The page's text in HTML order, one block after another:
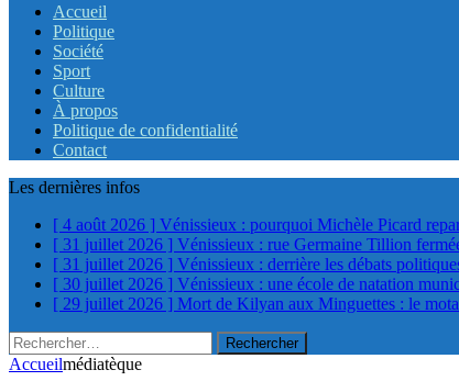
Accueil
Politique
Société
Sport
Culture
À propos
Politique de confidentialité
Contact
Les dernières infos
[ 4 août 2026 ] Vénissieux : pourquoi Michèle Picard
[ 31 juillet 2026 ] Vénissieux : rue Germaine Tillion
[ 31 juillet 2026 ] Vénissieux : derrière les débats
[ 30 juillet 2026 ] Vénissieux : une école de natation
[ 29 juillet 2026 ] Mort de Kilyan aux Minguettes : le
Rechercher :
Accueilmédiatèque